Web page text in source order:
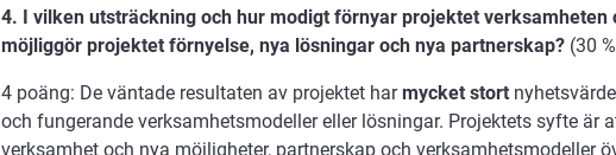
4. I vilken utsträckning och hur modigt förnyar projektet verksamheten
möjliggör projektet förnyelse, nya lösningar och nya partnerskap? (30
4 poäng: De väntade resultaten av projektet harmycket stort
och fungerande verksamhetsmodeller eller lösningar. Projektets syfte är
verksamhet och nya möjligheter, partnerskap och verksamhetsmodeller